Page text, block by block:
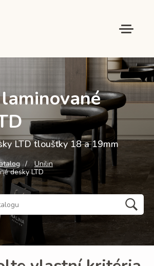
LTD tloušťky 18 a 19mm
Unilin
desky LTD